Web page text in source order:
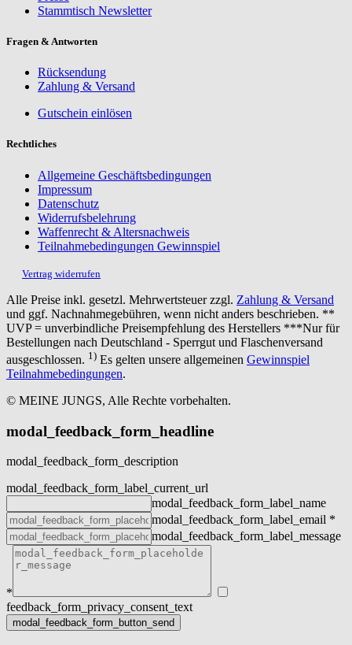
Stammtisch Newsletter
Fragen & Antworten
Rücksendung
Zahlung & Versand
Gutschein einlösen
Rechtliches
Allgemeine Geschäftsbedingungen
Impressum
Datenschutz
Widerrufsbelehrung
Waffenrecht & Altersnachweis
Teilnahmebedingungen Gewinnspiel
Vertrag widerrufen
Alle Preise inkl. gesetzl. Mehrwertsteuer zzgl. Zahlung & Versand
und ggf. Nachnahmegebühren, wenn nicht anders beschrieben. **
UVP = unverbindliche Preisempfehlung des Herstellers ***Nur für
Bestellungen nach Deutschland - Sperrgut und Flaschenversand
ausgeschlossen. 1) Es gelten unsere allgemeinen Gewinnspiel
Teilnahmebedingungen.
© MEINE JUNGS, Alle Rechte vorbehalten.
modal_feedback_form_headline
modal_feedback_form_description
modal_feedback_form_label_current_url
modal_feedback_form_label_name
modal_feedback_form_label_email *
modal_feedback_form_label_message
*
feedback_form_privacy_consent_text